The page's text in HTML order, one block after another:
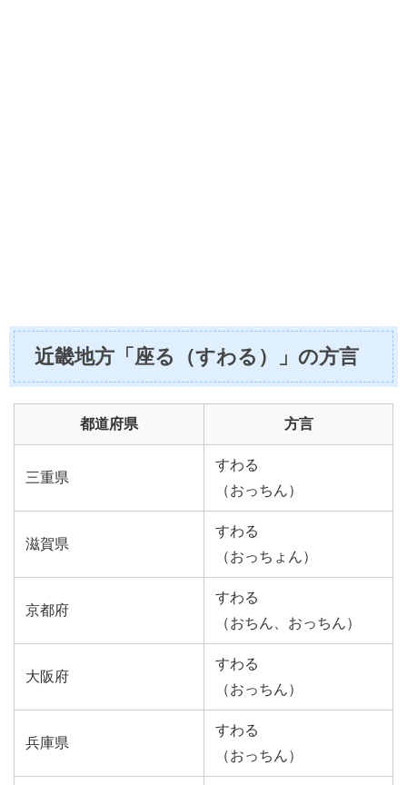
近畿地方「座る（すわる）」の方言
都道府県 方言
三重県
すわる
（おっちん）
滋賀県
すわる
（おっちょん）
京都府
すわる
（おちん、おっちん）
大阪府
すわる
（おっちん）
兵庫県
すわる
（おっちん）